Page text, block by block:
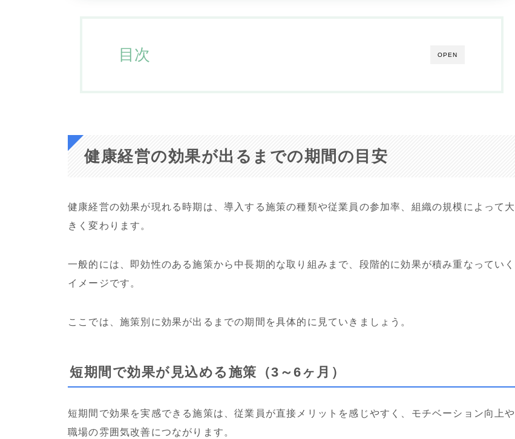
OPEN
目次
健康経営の効果が出るまでの期間の目安
健康経営の効果が現れる時期は、導入する施策の種類や従業員の参加率、組織の規模によって大
きく変わります。
一般的には、即効性のある施策から中長期的な取り組みまで、段階的に効果が積み重なっていく
イメージです。
ここでは、施策別に効果が出るまでの期間を具体的に見ていきましょう。
短期間で効果が見込める施策（3～6ヶ月）
短期間で効果を実感できる施策は、従業員が直接メリットを感じやすく、モチベーション向上や
職場の雰囲気改善につながります。